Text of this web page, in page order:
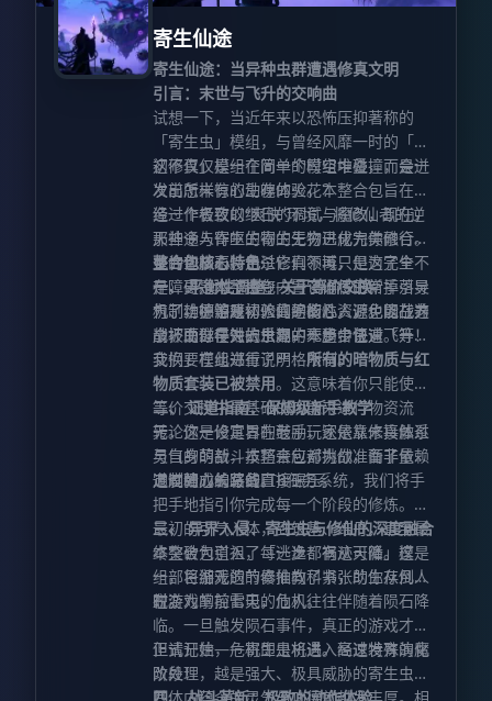
寄生仙途
寄生仙途：当异种虫群遭遇修真文明
引言：末世与飞升的交响曲
试想一下，当近年来以恐怖压抑著称的
「寄生虫」模组，与曾经风靡一时的「原
初修真」模组在同一个时空中碰撞，会迸
发出怎样惊心动魄的火花？
这不仅仅是一个简单的模组堆叠，而是一
次前所未有的生存体验。本整合包旨在打
造一个极致的“爽快”环境，将修仙者的逆
天神通与寄生生物的无穷进化完美融合。
或许你从未涉足过修真领域，但这完全不
是障碍。本整合包内置了详尽的新手引导
机制，哪怕是初入仙途的凡人，也能在这
个被虫群侵蚀的世界中一步步证道。
经过作者夜以继日的调试与魔改，现在，
那些令人作呕的寄生生物已成为你修行路
上的垫脚石。击杀它们不再只是为了生
存，更是为了掠夺——它们将正常掉落灵
气、功德等原初修真的核心资源。以战养
战，助你在对抗虫潮的死局中快速飞升！
整合包核心特色
一、 平衡性调整：关于等价交换
为了维护游戏体验的平衡性，避免因战力
崩坏而过早失去乐趣，本整合包对「等价
交换」模组进行了严格限制。
我们要在此郑重说明：所有的暗物质与红
物质套装已被禁用。这意味着你只能使用
等价交换中最基础的功能来进行物资流
转。这一设定旨在鼓励玩家依靠修真体系
与自身的战斗技巧来应对挑战，而非依赖
过度强力的装备直接碾压。
二、 证道指南：保姆级新手教学
无论你是修真界的老手，还是从未接触过
灵气的萌新，本整合包都为你准备了量身
定制的成长路线。
通过精心编写的FTB任务系统，我们将手
把手地指引你完成每一个阶段的修炼。从
最初的引气入体，到筑基、结丹，直至最
终突破为道祖，每一步都有迹可循。这是
一部巨细无遗的修仙教科书，助你从凡人
蜕变为掌控雷电的仙人。
三、 异界入侵：寄生虫与修仙的深度融合
本整合包引入了「逃逸：祸从天降」模
组，将游戏的节奏推向了紧张的生存倒计
时。
在游戏的前七天，危机往往伴随着陨石降
临。一旦触发陨石事件，真正的游戏才算
正式开始——寄生虫将进入高速发育演化
阶段！
但请记住，危机即是机遇。经过特殊的魔
改处理，越是强大、极具威胁的寄生虫，